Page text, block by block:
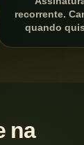
recorrente.
quando
na